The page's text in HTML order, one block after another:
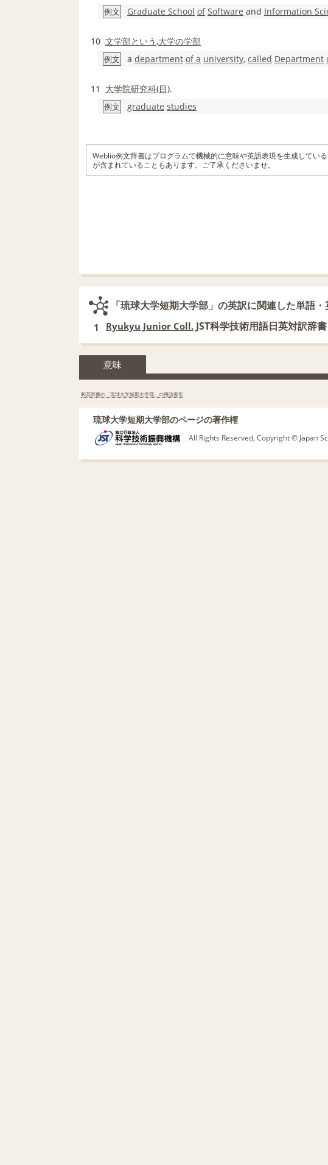
例文 Graduate School of Software and Information
10 文学部という,大学の学部
例文 a department of a university, called Department
11 大学院研究科(目).
例文 graduate studies
Weblio例文辞書はプログラムで機械的に意味や英語表現を生成してい
が含まれていることもあります。ご了承くださいませ。
「琉球大学短期大学部」の英訳に関連した単語
1 Ryukyu Junior Coll. JST科学技術用語日英対訳辞書
意味
和英辞書の「琉球大学短期大学部」の用語索引
琉球大学短期大学部のページの著作権
All Rights Reserved, Copyright © Japan